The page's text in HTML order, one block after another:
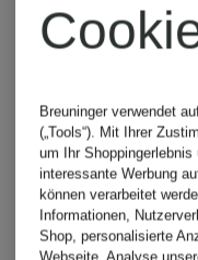
Breuninger verwendet
(„Tools“). Mit Ihrer
um Ihr
interessante Werbung
können verarbeitet
Informationen,
Shop, personalisierte
Webseite, Analyse